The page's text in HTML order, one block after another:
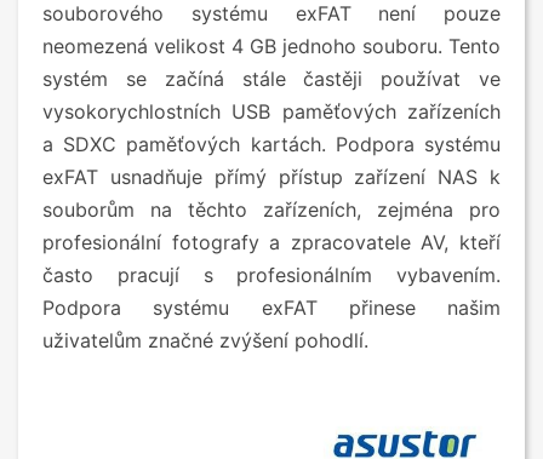
souborového systému exFAT není pouze
neomezená velikost 4 GB jednoho souboru. Tento
systém se začíná stále častěji používat ve
vysokorychlostních USB paměťových zařízeních
a SDXC paměťových kartách. Podpora systému
exFAT usnadňuje přímý přístup zařízení NAS k
souborům na těchto zařízeních, zejména pro
profesionální fotografy a zpracovatele AV, kteří
často pracují s profesionálním vybavením.
Podpora systému exFAT přinese našim
uživatelům značné zvýšení pohodlí.